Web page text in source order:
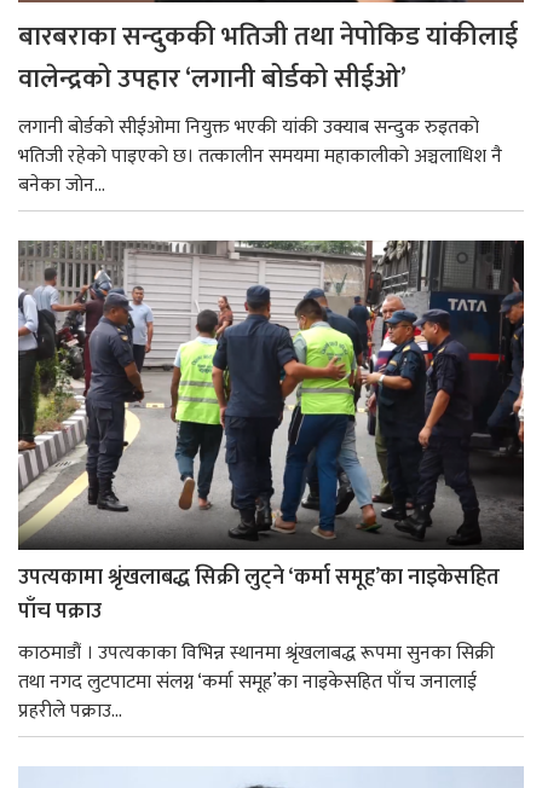
बारबराका सन्दुककी भतिजी तथा नेपोकिड यांकीलाई
वालेन्द्रको उपहार ‘लगानी बोर्डको सीईओ’
लगानी बोर्डको सीईओमा नियुक्त भएकी यांकी उक्याब सन्दुक रुइतको
भतिजी रहेको पाइएको छ। तत्कालीन समयमा महाकालीको अञ्चलाधिश नै
बनेका जोन...
उपत्यकामा श्रृंखलाबद्ध सिक्री लुट्ने ‘कर्मा समूह’का नाइकेसहित
पाँच पक्राउ
काठमाडौं । उपत्यकाका विभिन्न स्थानमा श्रृंखलाबद्ध रूपमा सुनका सिक्री
तथा नगद लुटपाटमा संलग्न ‘कर्मा समूह’का नाइकेसहित पाँच जनालाई
प्रहरीले पक्राउ...